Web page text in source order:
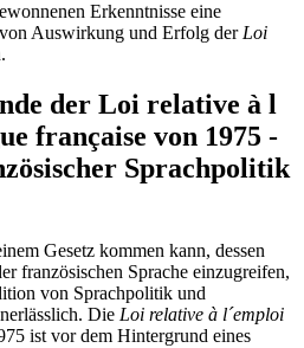
Erkenntnisse eine
Auswirkung und Erfolg der Loi
der Loi relative à l
française von 1975 -
Sprachpolitik
Gesetz kommen kann, dessen
französischen Sprache einzugreifen,
von Sprachpolitik und
Die Loi relative à l´emploi
ist vor dem Hintergrund eines